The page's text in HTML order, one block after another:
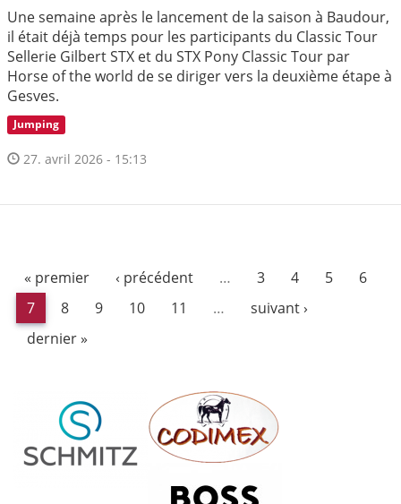
Une semaine après le lancement de la saison à Baudour,
il était déjà temps pour les participants du Classic Tour
Sellerie Gilbert STX et du STX Pony Classic Tour par
Horse of the world de se diriger vers la deuxième étape à
Gesves.
Jumping
27. avril 2026 - 15:13
« premier ‹ précédent … 3 4 5
6
7
8 9 10 11 …
suivant ›
dernier »